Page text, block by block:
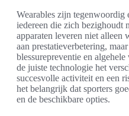
Wearables zijn tegenwoordig
iedereen die zich bezighoudt
apparaten leveren niet alleen
aan prestatieverbetering,
blessurepreventie en
de juiste technologie het
succesvolle activiteit en een
het belangrijk dat sporters
en de beschikbare opties.